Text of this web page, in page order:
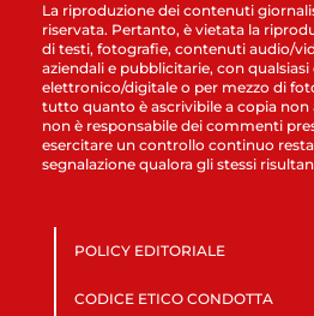
La riproduzione dei contenuti
riservata. Pertanto, è vietata la
di testi, fotografie, contenuti audio/
aziendali e pubblicitarie, con
elettronico/digitale o per mezzo di
tutto quanto è ascrivibile a copia non
non è responsabile dei commenti
esercitare un controllo continuo
segnalazione qualora gli stessi
POLICY EDITORIALE
CODICE ETICO CONDOTTA